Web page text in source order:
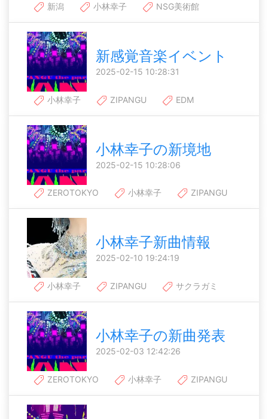
新潟 小林幸子 NSG美術館
新感覚音楽イベント
2025-02-15 10:28:31
小林幸子 ZIPANGU EDM
小林幸子の新境地
2025-02-15 10:28:06
ZEROTOKYO 小林幸子 ZIPANGU
小林幸子新曲情報
2025-02-10 19:24:19
小林幸子 ZIPANGU サクラガミ
小林幸子の新曲発表
2025-02-03 12:42:26
ZEROTOKYO 小林幸子 ZIPANGU